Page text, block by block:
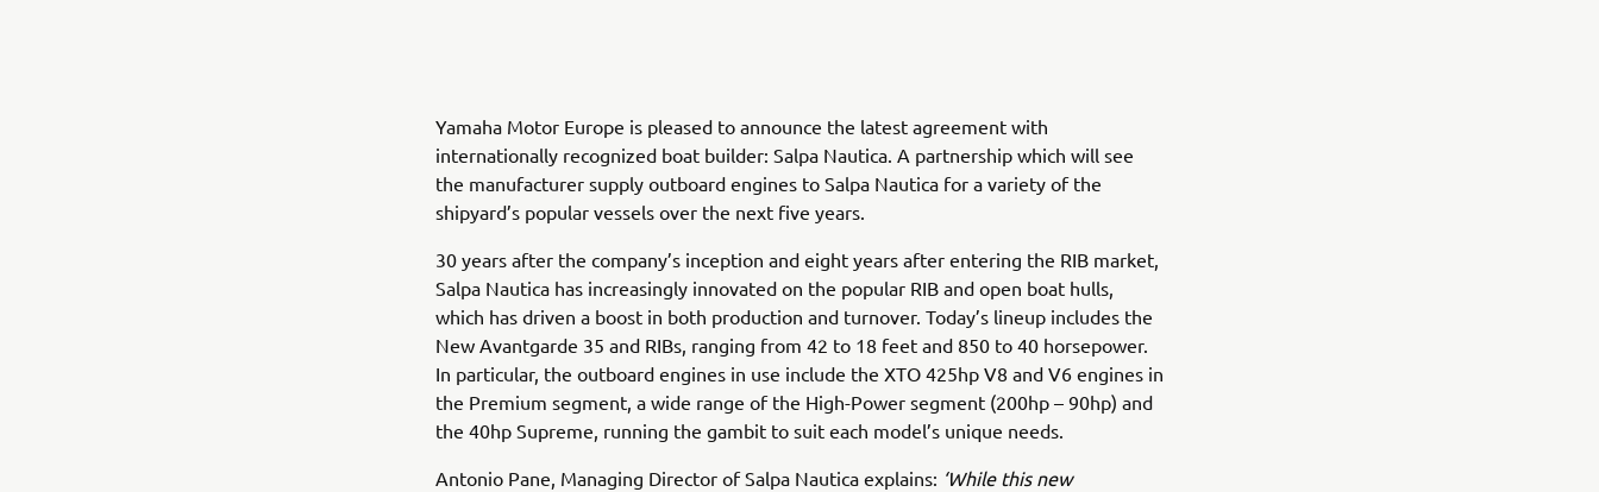
Yamaha Motor Europe is pleased to announce the latest agreement with
internationally recognized boat builder: Salpa Nautica. A partnership which will see
the manufacturer supply outboard engines to Salpa Nautica for a variety of the
shipyard’s popular vessels over the next five years.
30 years after the company’s inception and eight years after entering the RIB market,
Salpa Nautica has increasingly innovated on the popular RIB and open boat hulls,
which has driven a boost in both production and turnover. Today’s lineup includes the
New Avantgarde 35 and RIBs, ranging from 42 to 18 feet and 850 to 40 horsepower.
In particular, the outboard engines in use include the XTO 425hp V8 and V6 engines in
the Premium segment, a wide range of the High-Power segment (200hp – 90hp) and
the 40hp Supreme, running the gambit to suit each model’s unique needs.
Antonio Pane, Managing Director of Salpa Nautica explains: ‘While this new